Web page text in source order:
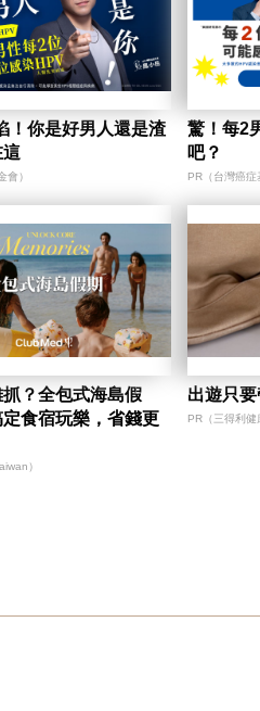
！你是好男人還是渣
會）
驚！每2
吧？
PR（台灣癌症
？全包式海島假
食宿玩樂，省錢更
）
出遊只
PR（三得利健